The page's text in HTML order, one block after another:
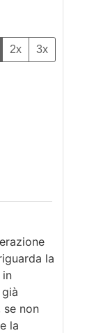
2x 3x
la
in
se non
la